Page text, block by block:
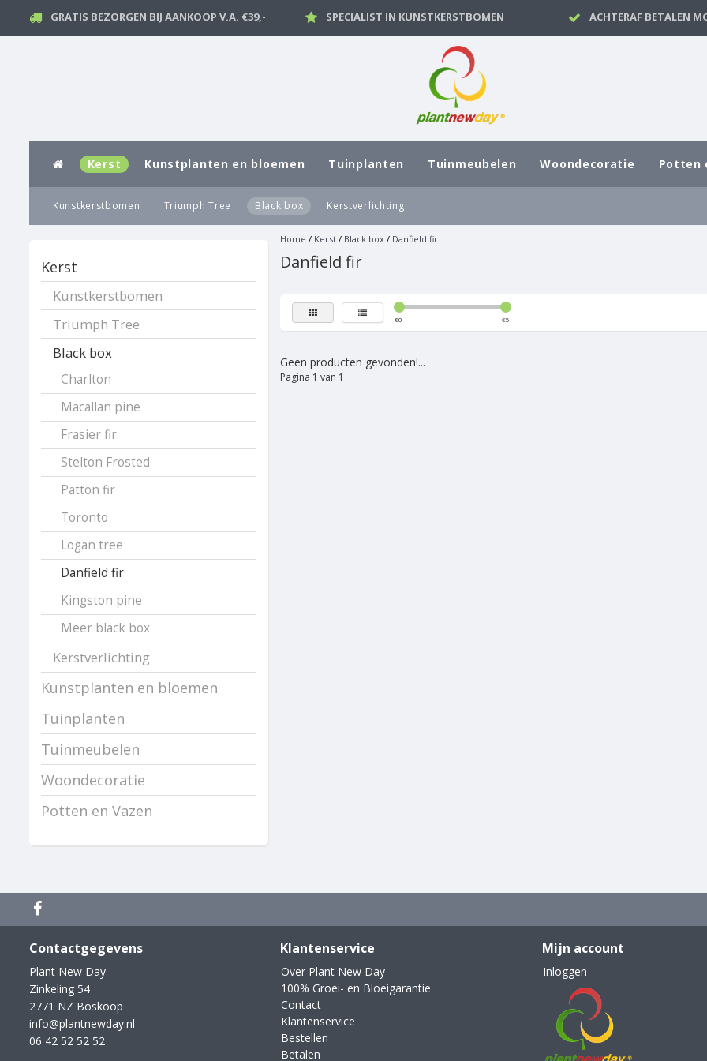
GRATIS BEZORGEN BIJ AANKOOP V.A. €39,- SPECIALIST IN KUNSTKERSTBOMEN ACHTERAF BETALEN
Kerst
Kunstkerstbomen Triumph Tree Black box Kerstverlichting
Kunstplanten en bloemen Tuinplanten Tuinmeubelen Woondecoratie Potten
Kerst
Kunstkerstbomen
Triumph Tree
Black box
Charlton
Macallan pine
Frasier fir
Stelton Frosted
Patton fir
Toronto
Logan tree
Danfield fir
Kingston pine
Meer black box
Kerstverlichting
Kunstplanten en bloemen
Tuinplanten
Tuinmeubelen
Woondecoratie
Potten en Vazen
Home / Kerst/ Black box/ Danfield fir
Danfield fir
€0 €5
Geen producten gevonden!...
Pagina 1 van 1
Contactgegevens
Plant New Day
Zinkeling 54
2771 NZ Boskoop
info@plantnewday.nl
06 42 52 52 52
Klantenservice
Over Plant New Day
100% Groei- en Bloeigarantie
Contact
Klantenservice
Bestellen
Betalen
Mijn account
Inloggen